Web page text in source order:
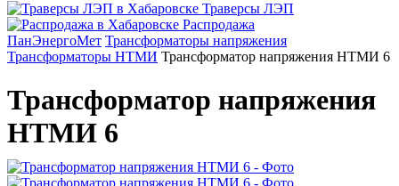
Траверсы ЛЭП
Распродажа
ПанЭнергоМет Трансформаторы напряжения
Трансформаторы НТМИ Трансформатор напряжения НТМИ 6
Трансформатор напряжения
НТМИ 6